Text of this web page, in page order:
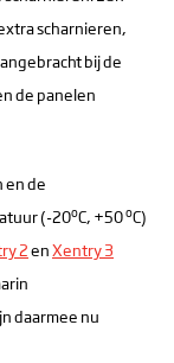
scharnieren,
bij de
de panelen
en de
(-20oC, +50oC)
2enXentry 3
daarmee nu